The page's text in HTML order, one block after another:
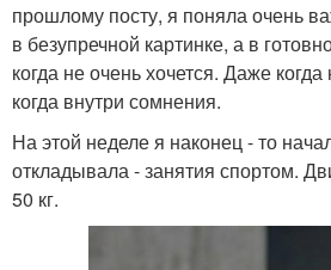
прошлому посту, я поняла очень
в безупречной картинке, а в
когда не очень хочется. Даже
когда внутри сомнения.
На этой неделе я наконец - то
откладывала - занятия спортом.
50 кг.